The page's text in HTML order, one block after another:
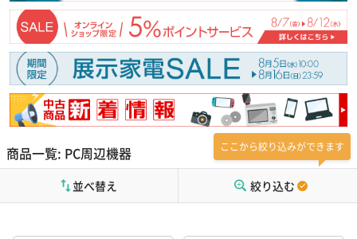
商品一覧: PC周辺機器 ここから絞り込みができます
絞り込む
並べ替え